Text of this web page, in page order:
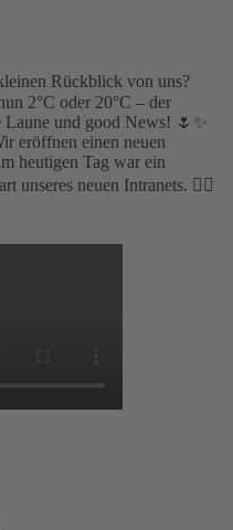
Rückblick von uns?
2°C oder 20°C – der
und good News! 🌷✨
eröffnen einen neuen
heutigen Tag war ein
unseres neuen Intranets. 👍🏼